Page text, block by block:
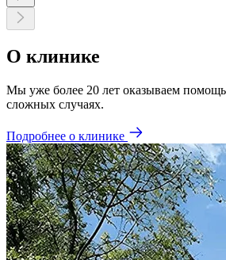
О клинике
Мы уже более 20 лет оказываем
сложных случаях.
Подробнее о клинике